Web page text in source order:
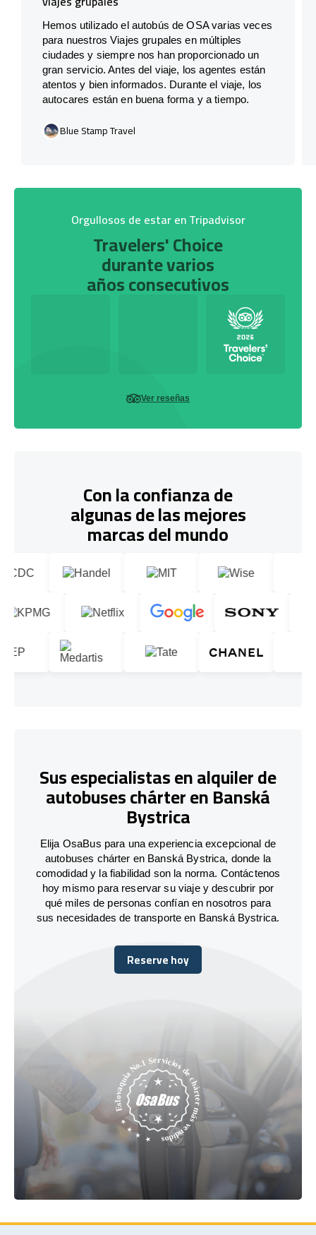
Hemos utilizado el autobús de OSA varias veces
para nuestros Viajes grupales en múltiples
ciudades y siempre nos han proporcionado un
gran servicio. Antes del viaje, los agentes están
atentos y bien informados. Durante el viaje, los
autocares están en buena forma y a tiempo.
Blue Stamp Travel
Orgullosos de estar en Tripadvisor
Travelers' Choice
durante varios
años consecutivos
Ver reseñas
Con la confianza de
algunas de las mejores
marcas del mundo
Sus especialistas en alquiler de
autobuses chárter en Banská
Bystrica
Elija OsaBus para una experiencia excepcional de
autobuses chárter en Banská Bystrica, donde la
comodidad y la fiabilidad son la norma. Contáctenos
hoy mismo para reservar su viaje y descubrir por
qué miles de personas confían en nosotros para
sus necesidades de transporte en Banská Bystrica.
Reserve hoy
Reserve hoy